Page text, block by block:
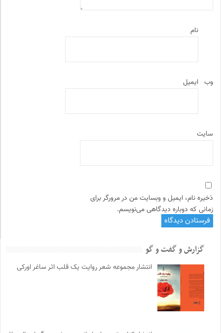
نام
ایمیل وب‌
سایت
ذخیره نام، ایمیل و وبسایت من در مرورگر برای
زمانی که دوباره دیدگاهی می‌نویسم.
گزارش و گفت و گو
انتشار مجموعه شعر روایت یک قلب اثر ساغر اورکی